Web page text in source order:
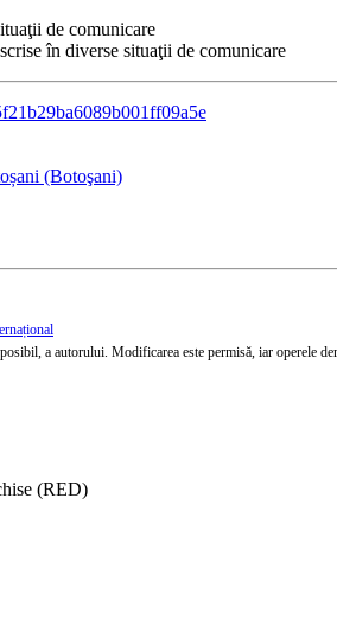
de comunicare
în diverse situaţii de comunicare
(Botoşani)
a autorului. Modificarea este permisă, iar operele
(RED)